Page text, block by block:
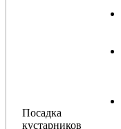
Посадка
кустарников